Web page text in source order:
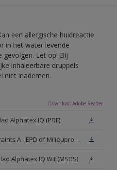
een allergische huidreactie
in het water levende
gevolgen. Let op! Bij
inhaleerbare druppels
niet inademen.
Download Adobe Reader
Alphatex IQ (PDF)
Sikkens Exterior Wall Paints A - EPD of Milieuproductverklaring
Alphatex IQ Wit (MSDS)